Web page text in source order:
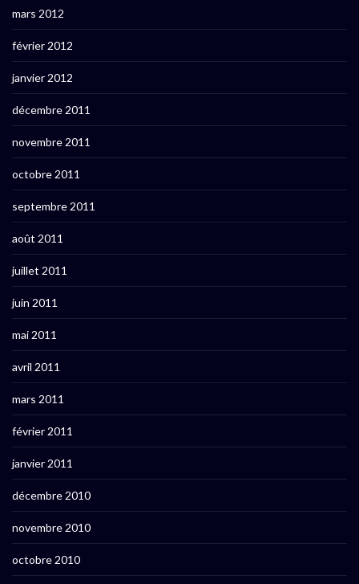
mars 2012
février 2012
janvier 2012
décembre 2011
novembre 2011
octobre 2011
septembre 2011
août 2011
juillet 2011
juin 2011
mai 2011
avril 2011
mars 2011
février 2011
janvier 2011
décembre 2010
novembre 2010
octobre 2010